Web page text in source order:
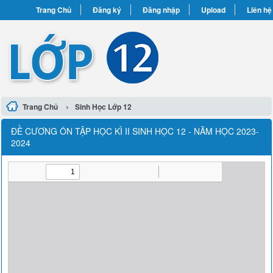
Trang Chủ Đăng ký Đăng nhập Upload Liên hệ
Trang Chủ › Sinh Học Lớp 12
ĐỀ CƯƠNG ÔN TẬP HỌC KÌ II SINH HỌC 12 - NĂM HỌC 2023-
2024